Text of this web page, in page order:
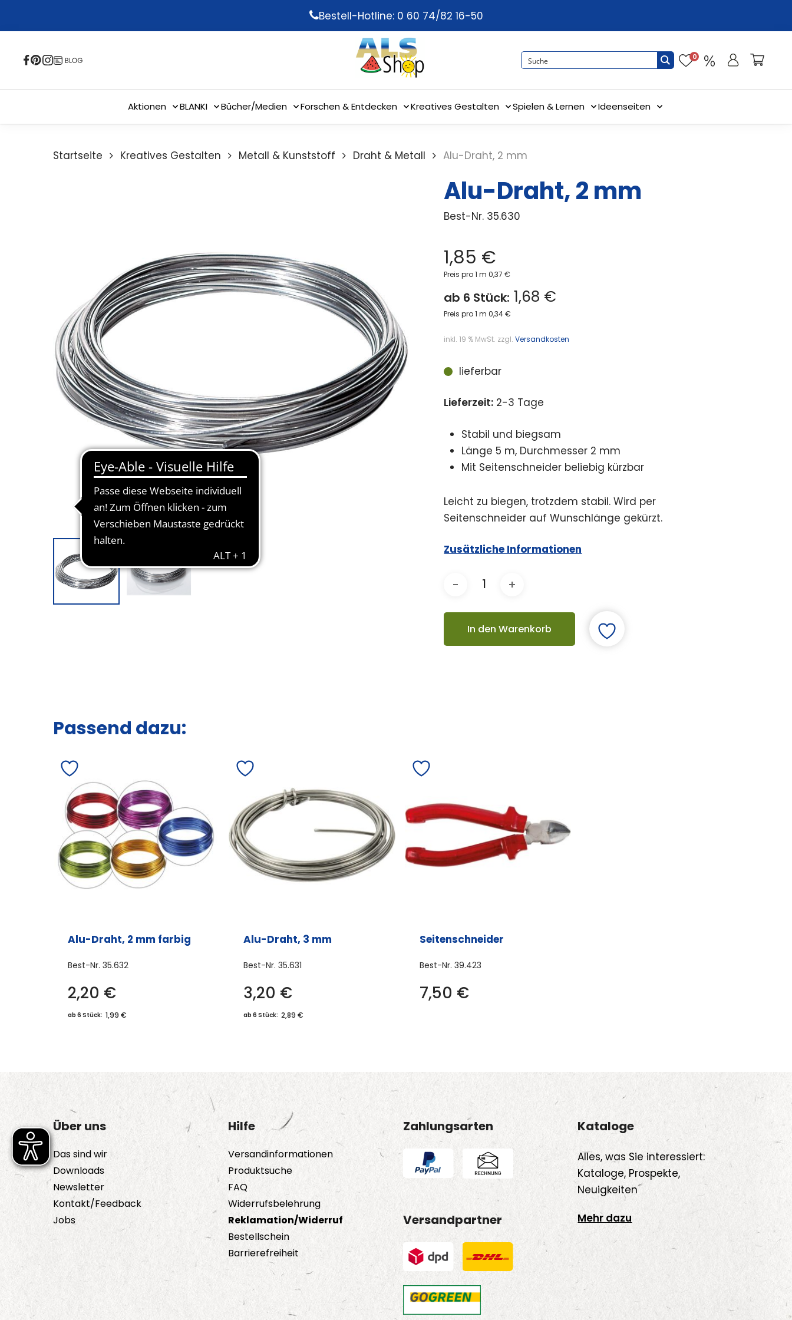
content
Bestell-Hotline: 0 60 74/82 16-50
0
Aktionen BLANKI Bücher/Medien Forschen & Entdecken Kreatives Gestalten Spielen & Lernen Ideenseiten
Startseite Kreatives Gestalten Metall & Kunststoff Draht & Metall Alu-Draht, 2 mm
Alu-Draht, 2 mm
Best-Nr. 35.630
1,85 €
Preis pro 1 m 0,37 €
ab 6 Stück: 1,68 €
Preis pro 1 m 0,34 €
inkl. 19 % MwSt. zzgl.Versandkosten
lieferbar
Lieferzeit: 2-3 Tage
Stabil und biegsam
Länge 5 m, Durchmesser 2 mm
Mit Seitenschneider beliebig kürzbar
Leicht zu biegen, trotzdem stabil. Wird per
Seitenschneider auf Wunschlänge gekürzt.
Zusätzliche Informationen
In den Warenkorb
Passend dazu:
Alu-Draht, 2 mm farbig
Best-Nr. 35.632
2,20 €
ab 6 Stück: 1,99 €
auf.
Die
können
Produktseite
gewählt
werden
Alu-Draht, 3 mm
Best-Nr.35.631
3,20 €
ab 6 Stück: 2,89 €
Seitenschneider
Best-Nr. 39.423
7,50 €
Über uns
Das sind wir
Downloads
Newsletter
Kontakt/Feedback
Jobs
Hilfe
Versandinformationen
Produktsuche
FAQ
Widerrufsbelehrung
Reklamation/Widerruf
Bestellschein
Barrierefreiheit
Zahlungsarten
Versandpartner
Kataloge
Alles, was Sie interessiert:
Kataloge, Prospekte,
Neuigkeiten
Mehr dazu